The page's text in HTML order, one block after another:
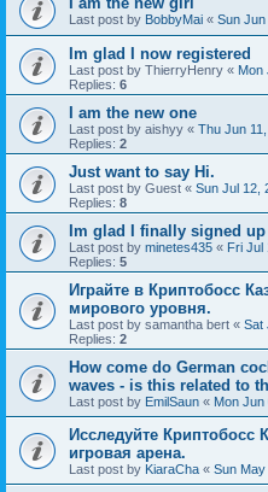
Last post by BobbyMai « Sun
Im glad I now registered
Last post by ThierryHenry « Mon
Replies: 6
I am the new one
Last post by aishyy « Thu Jun
Replies: 2
Just want to say Hi.
Last post by Guest « Sun Jul 12,
Replies: 8
Im glad I finally signed up
Last post by minetes435 « Fri Jul
Replies: 5
Играйте в Криптобосс
мирового уровня.
Last post by samantha bert « Sat
Replies: 2
How come do German
waves - is this related to
Last post by EmilSaun « Mon Jun
Исследуйте Криптобосс
игровая арена.
Last post by KiaraCha « Sun